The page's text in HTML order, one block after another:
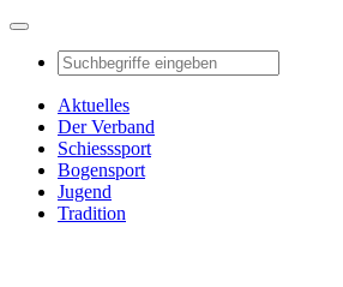
Aktuelles
Der Verband
Schiesssport
Bogensport
Jugend
Tradition